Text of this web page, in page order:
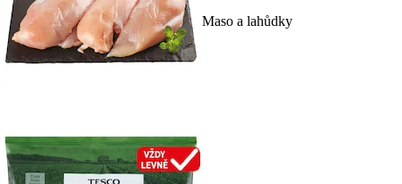
Maso a lahůdky